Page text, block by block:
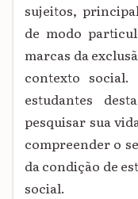
sujeitos,
de modo
marcas da
contexto
estudantes
pesquisar sua
compreender o
da condição de
social.